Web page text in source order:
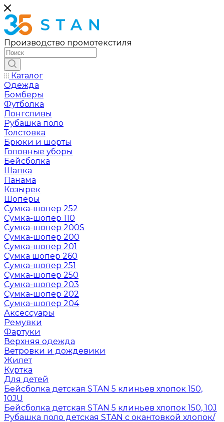
Производство промотекстиля
Каталог
Одежда
Бомберы
Футболка
Лонгсливы
Рубашка поло
Толстовка
Брюки и шорты
Головные уборы
Бейсболка
Шапка
Панама
Козырек
Шоперы
Сумка-шопер 252
Сумка-шопер 110
Сумка-шопер 200S
Сумка-шопер 200
Сумка-шопер 201
Сумка шопер 260
Сумка-шопер 251
Сумка-шопер 250
Сумка-шопер 203
Сумка-шопер 202
Сумка-шопер 204
Аксессуары
Ремувки
Фартуки
Верхняя одежда
Ветровки и дождевики
Жилет
Куртка
Для детей
Бейсболка детская STAN 5 клиньев хлопок 150,
10JU
Бейсболка детская STAN 5 клиньев хлопок 150, 10J
Рубашка поло детская STAN с окантовкой хлопок/